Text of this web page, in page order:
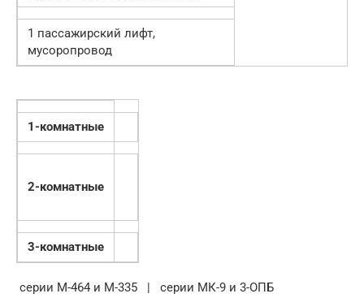
1 пассажирский лифт,
мусоропровод
1-комнатные
2-комнатные
3-комнатные
серии М-464 и М-335 | серии МК-9 и 3-ОПБ